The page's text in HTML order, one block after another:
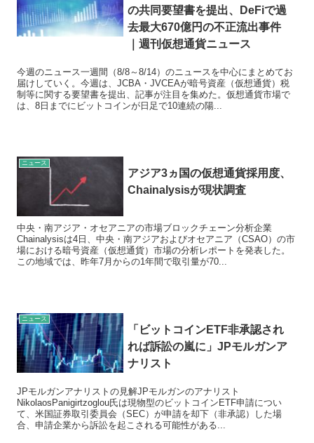
の共同要望書を提出、DeFiで過
去最大670億円の不正流出事件
｜週刊仮想通貨ニュース
今週のニュース一週間（8/8～8/14）のニュースを中心にまとめてお
届けしていく。今週は、JCBA・JVCEAが暗号資産（仮想通貨）税
制等に関する要望書を提出、記事が注目を集めた。仮想通貨市場で
は、8日までにビットコインが日足で10連続の陽...
ニュース
アジア3ヵ国の仮想通貨採用度、
Chainalysisが現状調査
中央・南アジア・オセアニアの市場ブロックチェーン分析企業
Chainalysisは4日、中央・南アジアおよびオセアニア（CSAO）の市
場における暗号資産（仮想通貨）市場の分析レポートを発表した。
この地域では、昨年7月からの1年間で取引量が70...
ニュース
「ビットコインETF非承認され
れば訴訟の嵐に」JPモルガンア
ナリスト
JPモルガンアナリストの見解JPモルガンのアナリスト
NikolaosPanigirtzoglou氏は現物型のビットコインETF申請につい
て、米国証券取引委員会（SEC）が申請を却下（非承認）した場
合、申請企業から訴訟を起こされる可能性がある...